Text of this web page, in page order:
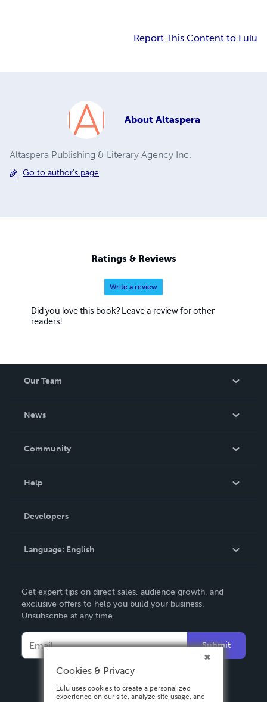
Report This Content to Lulu
About Altaspera
Altaspera Publishing & Literary Agency Inc.
Go to author's page
Ratings & Reviews
Write a review
Did you love this book? Leave a review for other
readers!
Our Team
About Us
Careers
News
In The News
Events
Community
Blog
Videos
Podcast
Help
Order Lookup
Knowledge Base
Contact Support
Developers
Language: English
Deutsch
Français
Italiano
Español
Get expert tips on direct sales, audience growth, and
exclusive offers to help you build your business.
Unsubscribe at any time.
Submit
Cookies & Privacy
Lulu uses cookies to create a personalized
experience on our site, analyze site usage, and